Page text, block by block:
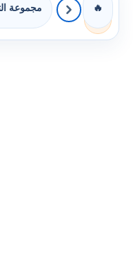
🔥 مجموعة